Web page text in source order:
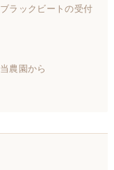
ラックビートの受付
農園から